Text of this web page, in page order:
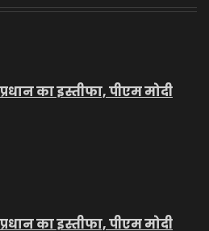
प्रधान का इस्तीफा, पीएम मोदी
प्रधान का इस्तीफा, पीएम मोदी